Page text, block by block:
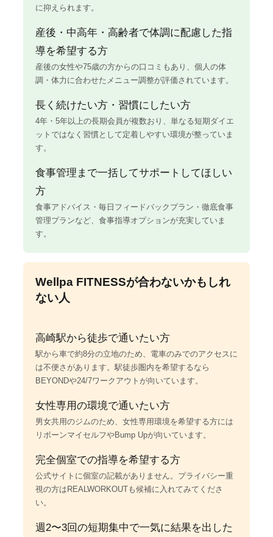
に抑えられます。
産後・中高年・高齢者で体調に配慮した指
導を希望する方
産後の女性や75歳の方からの口コミもあり、個人の体
調・体力に合わせたメニュー調整が評価されています。
長く続けたい方・習慣にしたい方
4年・5年以上の長期会員が複数おり、単なる短期ダイエ
ットではなく習慣として定着しやすい環境が整っていま
す。
食事管理まで一括してサポートしてほしい
方
食事アドバイス・毎日フィードバックプラン・徹底食事
管理プランなど、食事指導オプションが充実していま
す。
Wellpa FITNESSが合わないかもしれ
ない人
高崎駅から徒歩で通いたい方
駅から車で約8分の立地のため、電車のみでのアクセスに
は不便さがあります。駅徒歩圏内を希望するなら
BEYONDや24/7ワークアウトが向いています。
女性専用の環境で通いたい方
男女共用のジムのため、女性専用環境を希望する方には
リボーンマイセルフやBump Upが向いています。
完全個室での指導を希望する方
公式サイトに個室の記載がありません。プライバシー重
視の方はREALWORKOUTも候補に入れてみてくださ
い。
週2〜3回の短期集中で一気に結果を出した